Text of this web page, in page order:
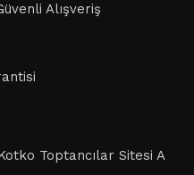
Alışveriş
Toptancılar Sitesi A